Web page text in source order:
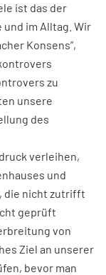
ist das der
im Alltag. Wir
Konsens”,
zu
unsere
des
verleihen,
und
die nicht zutrifft
geprüft
von
Ziel an unserer
bevor man